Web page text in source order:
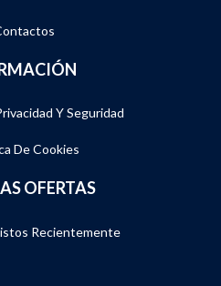
Y Seguridad
De Cookies
OFERTAS
Recientemente